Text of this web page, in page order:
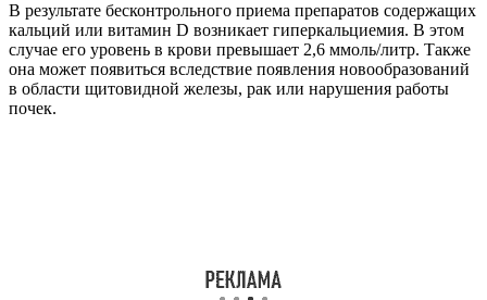
В результате бесконтрольного приема препаратов содержащих
кальций или витамин D возникает гиперкальциемия. В этом
случае его уровень в крови превышает 2,6 ммоль/литр. Также
она может появиться вследствие появления новообразований
в области щитовидной железы, рак или нарушения работы
почек.